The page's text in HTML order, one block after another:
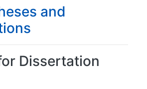
and
Dissertation